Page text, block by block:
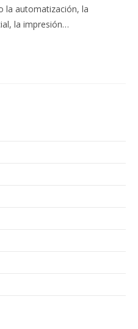
la automatización, la
la impresión…